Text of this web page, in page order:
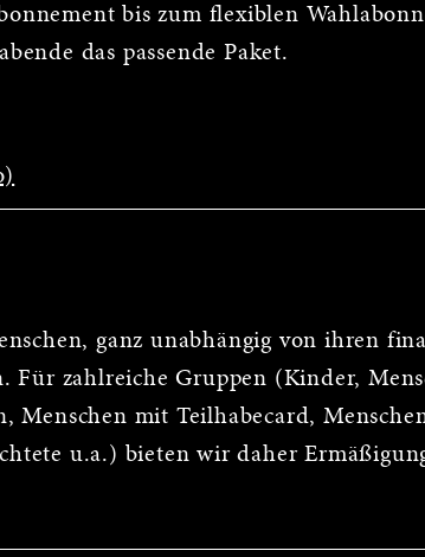
bis zum flexiblen
das passende Paket.
ganz unabhängig von ihren
Für zahlreiche Gruppen (Kinder,
Menschen mit Teilhabecard,
u.a.) bieten wir daher